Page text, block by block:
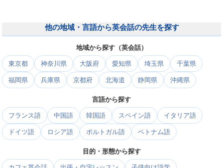
他の地域・言語から英会話の先生を探す
地域から探す（英会話）
東京都 神奈川県 大阪府 愛知県 埼玉県 千葉県
福岡県 兵庫県 京都府 北海道 静岡県 沖縄県
言語から探す
フランス語 中国語 韓国語 スペイン語 イタリア語
ドイツ語 ロシア語 ポルトガル語 ベトナム語
目的・形態から探す